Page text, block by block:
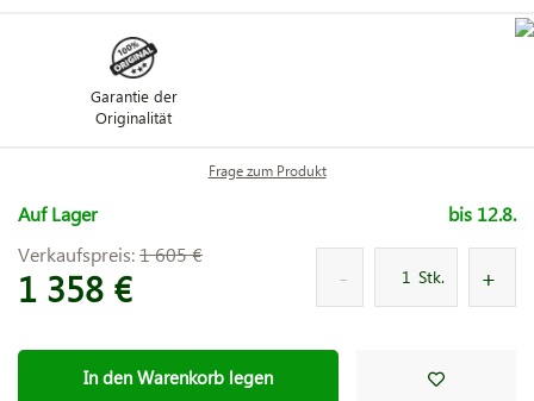
Garantie der
Originalität
Frage zum Produkt
Auf Lager
bis 12.8.
Verkaufspreis:1 605 €
1 358 € Stk.
In den Warenkorb legen